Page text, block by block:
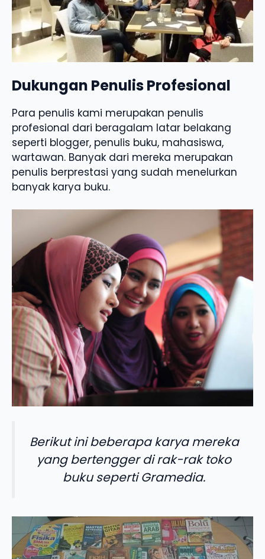
Dukungan Penulis Profesional
Para penulis kami merupakan penulis
profesional dari beragalam latar belakang
seperti blogger, penulis buku, mahasiswa,
wartawan. Banyak dari mereka merupakan
penulis berprestasi yang sudah menelurkan
banyak karya buku.
Berikut ini beberapa karya mereka
yang bertengger di rak-rak toko
buku seperti Gramedia.